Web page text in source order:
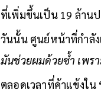
ทดสอบร่างกาย ย้ายม
ที่เพิ่มขึ้นเป็น 19 ล้าน
วันนั้น ศูนย์หน้าที่กำลัง
มันช่วยผมด้วยซ้ำ เพร